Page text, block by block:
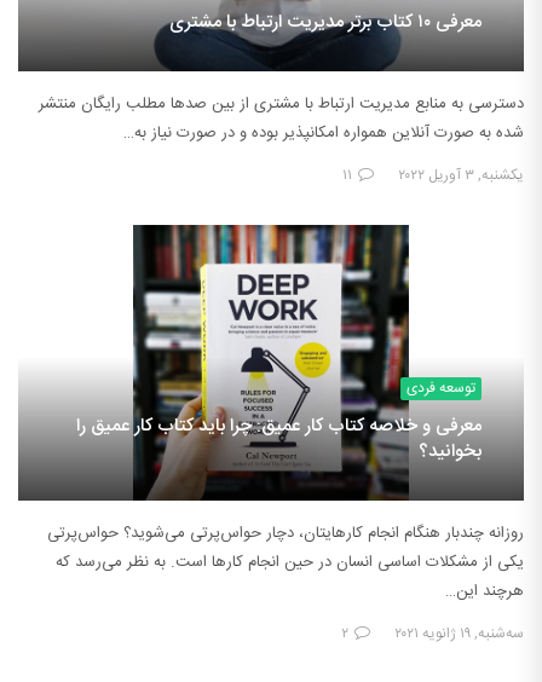
معرفی ۱۰ کتاب برتر مدیریت ارتباط با مشتری
دسترسی به منابع مدیریت ارتباط با مشتری از بین صدها مطلب رایگان منتشر
شده به صورت آنلاین همواره امکانپذیر بوده و در صورت نیاز به…
یکشنبه, ۳ آوریل ۲۰۲۲ ۱۱
توسعه فردی
معرفی و خلاصه کتاب کار عمیق: چرا باید کتاب کار عمیق را
بخوانید؟
روزانه چندبار هنگام انجام کارهایتان، دچار حواس‌پرتی می‌شوید؟ حواس‌پرتی
یکی از مشکلات اساسی انسان در حین انجام کارها است. به نظر می‌رسد که
هرچند این…
سه‌شنبه, ۱۹ ژانویه ۲۰۲۱ ۲